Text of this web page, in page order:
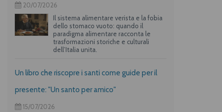
20/07/2026
Il sistema alimentare verista e la fobia
dello stomaco vuoto: quando il
paradigma alimentare racconta le
trasformazioni storiche e culturali
dell’Italia unita.
Un libro che riscopre i santi come guide per il
presente: "Un santo per amico"
15/07/2026